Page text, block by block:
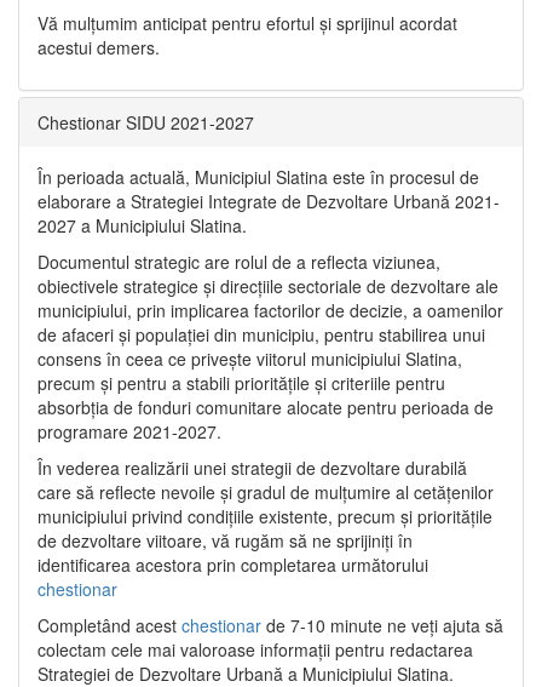
Vă mulţumim anticipat pentru efortul şi sprijinul acordat
acestui demers.
Chestionar SIDU 2021-2027
În perioada actuală, Municipiul Slatina este în procesul de
elaborare a Strategiei Integrate de Dezvoltare Urbană 2021‐
2027 a Municipiului Slatina.
Documentul strategic are rolul de a reflecta viziunea,
obiectivele strategice și direcțiile sectoriale de dezvoltare ale
municipiului, prin implicarea factorilor de decizie, a oamenilor
de afaceri și populației din municipiu, pentru stabilirea unui
consens în ceea ce privește viitorul municipiului Slatina,
precum și pentru a stabili prioritățile și criteriile pentru
absorbția de fonduri comunitare alocate pentru perioada de
programare 2021-2027.
În vederea realizării unei strategii de dezvoltare durabilă
care să reflecte nevoile și gradul de mulțumire al cetățenilor
municipiului privind condițiile existente, precum și prioritățile
de dezvoltare viitoare, vă rugăm să ne sprijiniți în
identificarea acestora prin completarea următorului
chestionar
Completând acest chestionar de 7-10 minute ne veți ajuta să
colectam cele mai valoroase informații pentru redactarea
Strategiei de Dezvoltare Urbană a Municipiului Slatina.